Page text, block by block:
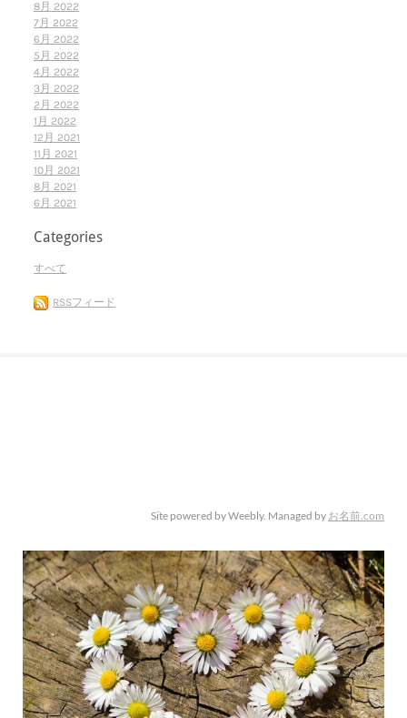
8月 2022
7月 2022
6月 2022
5月 2022
4月 2022
3月 2022
2月 2022
1月 2022
12月 2021
11月 2021
10月 2021
8月 2021
6月 2021
Categories
すべて
RSSフィード
Site powered by Weebly. Managed by お名前.com